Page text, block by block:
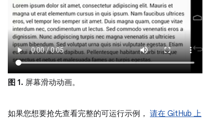
图 1. 屏幕滑动动画。
如果您想要抢先查看完整的可运行示例， 请在 GitHub 上